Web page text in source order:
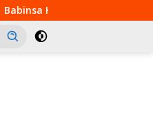
Bunut Perkuat Koordinasi